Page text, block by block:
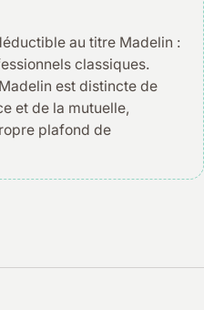
au titre Madelin :
classiques.
est distincte de
et de la mutuelle,
plafond de